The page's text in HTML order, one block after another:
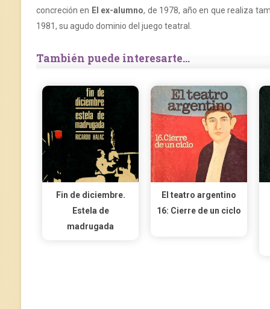
concreción en El ex-alumno, de 1978, año en que realiza
1981, su agudo dominio del juego teatral.
También puede interesarte...
Fin de diciembre.
Estela de
madrugada
El teatro argentino
16: Cierre de un ciclo